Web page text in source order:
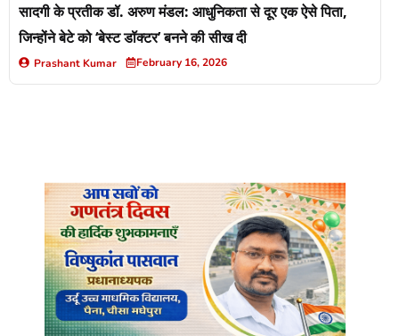
सादगी के प्रतीक डॉ. अरुण मंडल: आधुनिकता से दूर एक ऐसे पिता,
जिन्होंने बेटे को ‘बेस्ट डॉक्टर’ बनने की सीख दी
Prashant Kumar February 16, 2026